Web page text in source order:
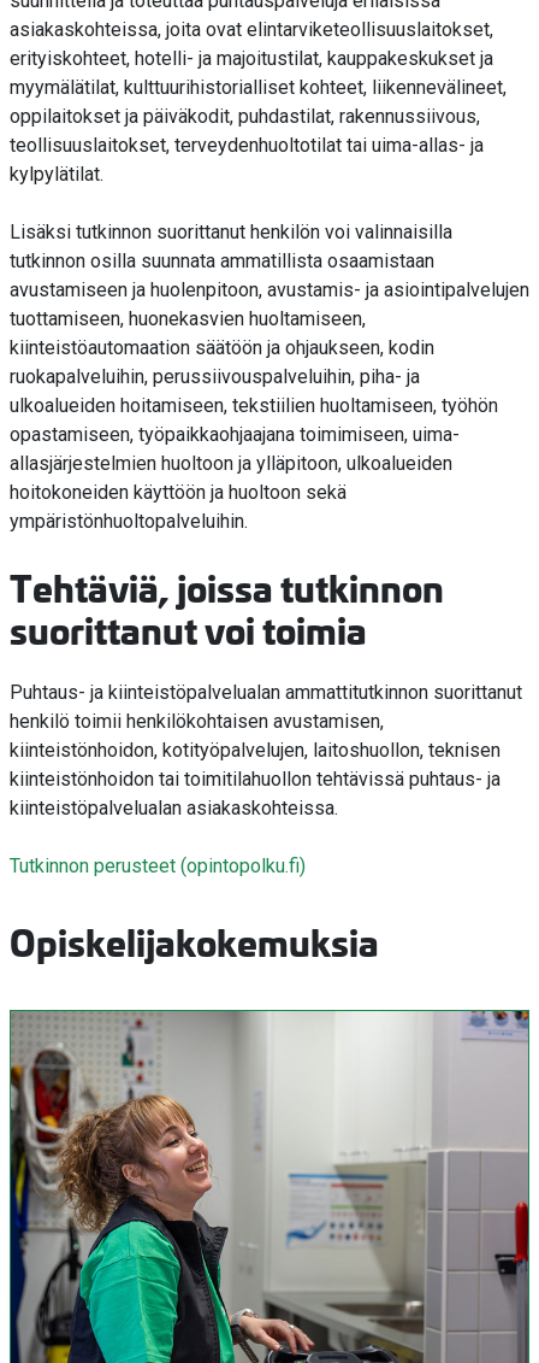
asiakaskohteissa, joita ovat elintarviketeollisuuslaitokset,
erityiskohteet, hotelli- ja majoitustilat, kauppakeskukset ja
myymälätilat, kulttuurihistorialliset kohteet, liikennevälineet,
oppilaitokset ja päiväkodit, puhdastilat, rakennussiivous,
teollisuuslaitokset, terveydenhuoltotilat tai uima-allas- ja
kylpylätilat.
Lisäksi tutkinnon suorittanut henkilön voi valinnaisilla
tutkinnon osilla suunnata ammatillista osaamistaan
avustamiseen ja huolenpitoon, avustamis- ja asiointipalvelujen
tuottamiseen, huonekasvien huoltamiseen,
kiinteistöautomaation säätöön ja ohjaukseen, kodin
ruokapalveluihin, perussiivouspalveluihin, piha- ja
ulkoalueiden hoitamiseen, tekstiilien huoltamiseen, työhön
opastamiseen, työpaikkaohjaajana toimimiseen, uima-
allasjärjestelmien huoltoon ja ylläpitoon, ulkoalueiden
hoitokoneiden käyttöön ja huoltoon sekä
ympäristönhuoltopalveluihin.
Tehtäviä, joissa tutkinnon
suorittanut voi toimia
Puhtaus- ja kiinteistöpalvelualan ammattitutkinnon suorittanut
henkilö toimii henkilökohtaisen avustamisen,
kiinteistönhoidon, kotityöpalvelujen, laitoshuollon, teknisen
kiinteistönhoidon tai toimitilahuollon tehtävissä puhtaus- ja
kiinteistöpalvelualan asiakaskohteissa.
Tutkinnon perusteet (opintopolku.fi)
Opiskelijakokemuksia